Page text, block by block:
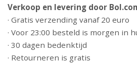
Verkoop en levering door
· Gratis verzending vanaf 20 euro
· Voor 23:00 besteld is morgen in
· 30 dagen bedenktijd
· Retourneren is gratis